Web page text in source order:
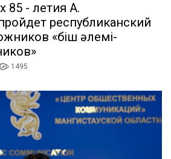
85 - летия А.
республиканский
«Әбіш әлемі-
1495